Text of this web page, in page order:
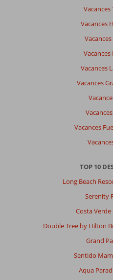
Vacances
Vacances
Vacances
Vacances
Vacances
TOP 10
Long Beach
Serenity
Costa
Double Tree by Hilton
Grand
Sentido
Aqua